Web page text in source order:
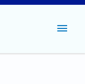
主
菜